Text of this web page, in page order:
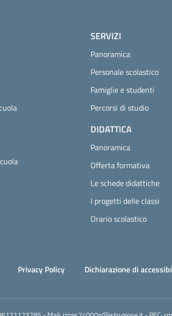
SERVIZI
Panoramica
Personale scolastico
Famiglie e studenti
Percorsi di studio
DIDATTICA
Panoramica
Offerta formativa
Le schede didattiche
I progetti delle classi
Orario scolastico
Privacy Policy Dichiarazione di